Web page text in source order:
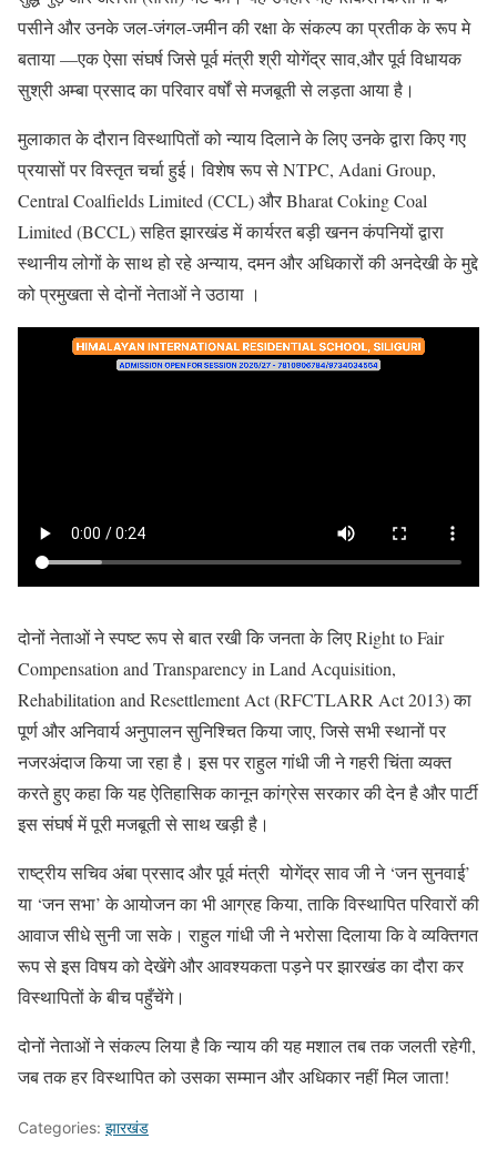
पसीने और उनके जल-जंगल-जमीन की रक्षा के संकल्प का प्रतीक के रूप मे
बताया —एक ऐसा संघर्ष जिसे पूर्व मंत्री श्री योगेंद्र साव,और पूर्व विधायक
सुश्री अम्बा प्रसाद का परिवार वर्षों से मजबूती से लड़ता आया है।
मुलाकात के दौरान विस्थापितों को न्याय दिलाने के लिए उनके द्वारा किए गए
प्रयासों पर विस्तृत चर्चा हुई। विशेष रूप से NTPC, Adani Group,
Central Coalfields Limited (CCL) और Bharat Coking Coal
Limited (BCCL) सहित झारखंड में कार्यरत बड़ी खनन कंपनियों द्वारा
स्थानीय लोगों के साथ हो रहे अन्याय, दमन और अधिकारों की अनदेखी के मुद्दे
को प्रमुखता से दोनों नेताओं ने उठाया ।
दोनों नेताओं ने स्पष्ट रूप से बात रखी कि जनता के लिए Right to Fair
Compensation and Transparency in Land Acquisition,
Rehabilitation and Resettlement Act (RFCTLARR Act 2013) का
पूर्ण और अनिवार्य अनुपालन सुनिश्चित किया जाए, जिसे सभी स्थानों पर
नजरअंदाज किया जा रहा है। इस पर राहुल गांधी जी ने गहरी चिंता व्यक्त
करते हुए कहा कि यह ऐतिहासिक कानून कांग्रेस सरकार की देन है और पार्टी
इस संघर्ष में पूरी मजबूती से साथ खड़ी है।
राष्ट्रीय सचिव अंबा प्रसाद और पूर्व मंत्री योगेंद्र साव जी ने ‘जन सुनवाई’
या ‘जन सभा’ के आयोजन का भी आग्रह किया, ताकि विस्थापित परिवारों की
आवाज सीधे सुनी जा सके। राहुल गांधी जी ने भरोसा दिलाया कि वे व्यक्तिगत
रूप से इस विषय को देखेंगे और आवश्यकता पड़ने पर झारखंड का दौरा कर
विस्थापितों के बीच पहुँचेंगे।
दोनों नेताओं ने संकल्प लिया है कि न्याय की यह मशाल तब तक जलती रहेगी,
जब तक हर विस्थापित को उसका सम्मान और अधिकार नहीं मिल जाता!
Categories: झारखंड